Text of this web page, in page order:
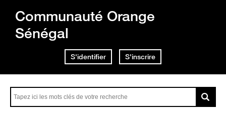
Communauté Orange
Sénégal
S'identifier S'inscrire